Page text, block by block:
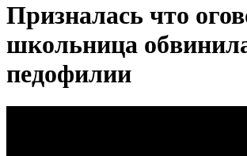
Призналась что
школьница
педофилии